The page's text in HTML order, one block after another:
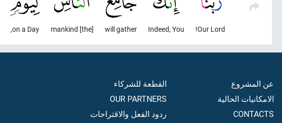
Our Lord!
Indeed, You
will gather
[the] mankind
on a Day,
عن المشروع
الامكانيات الحالية
CONTACTS
القطعة للشركاء
OUR PARTNERS
ردود الفعل والاقتراحات